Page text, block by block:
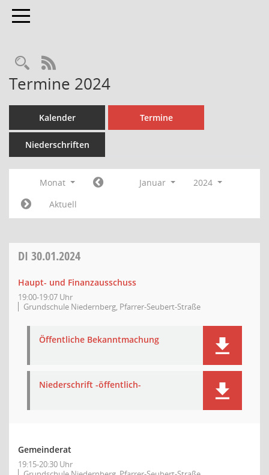
Toggle navigation
Rechercheauswahl
RSS-Feed
Termine 2024
Kalender Termine
Niederschriften
Monat Januar
2024
Aktuell
DI 30.01.2024
Haupt- und Finanzausschuss
19:00-19:07 Uhr
Grundschule Niedernberg, Pfarrer-Seubert-Straße
Öffentliche Bekanntmachung
Niederschrift -öffentlich-
Gemeinderat
19:15-20:30 Uhr